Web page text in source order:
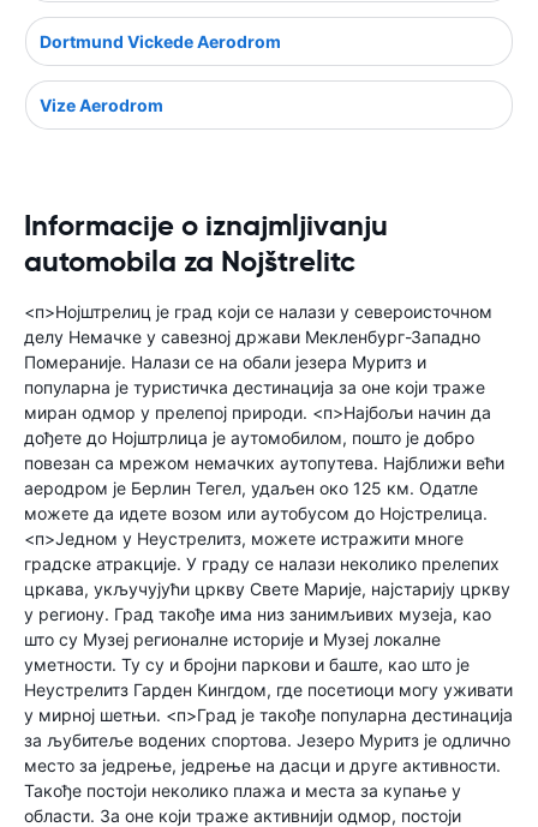
Dortmund Vickede Aerodrom
Vize Aerodrom
Informacije o iznajmljivanju
automobila za Nojštrelitc
<п>Нојштрелиц је град који се налази у североисточном
делу Немачке у савезној држави Мекленбург-Западно
Помераније. Налази се на обали језера Муритз и
популарна је туристичка дестинација за оне који траже
миран одмор у прелепој природи. <п>Најбољи начин да
дођете до Нојштрлица је аутомобилом, пошто је добро
повезан са мрежом немачких аутопутева. Најближи већи
аеродром је Берлин Тегел, удаљен око 125 км. Одатле
можете да идете возом или аутобусом до Нојстрелица.
<п>Једном у Неустрелитз, можете истражити многе
градске атракције. У граду се налази неколико прелепих
цркава, укључујући цркву Свете Марије, најстарију цркву
у региону. Град такође има низ занимљивих музеја, као
што су Музеј регионалне историје и Музеј локалне
уметности. Ту су и бројни паркови и баште, као што је
Неустрелитз Гарден Кингдом, где посетиоци могу уживати
у мирној шетњи. <п>Град је такође популарна дестинација
за љубитеље водених спортова. Језеро Муритз је одлично
место за једрење, једрење на дасци и друге активности.
Такође постоји неколико плажа и места за купање у
области. За оне који траже активнији одмор, постоји